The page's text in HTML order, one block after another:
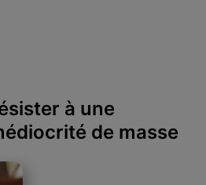
à une
de masse